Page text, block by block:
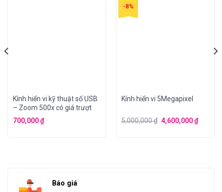
Kính hiển vi kỹ thuật số USB
– Zoom 500x có giá trượt
700,000₫
-8%
Kính hiển vi 5Megapixel
5,000,000₫ 4,600,000₫
Báo giá